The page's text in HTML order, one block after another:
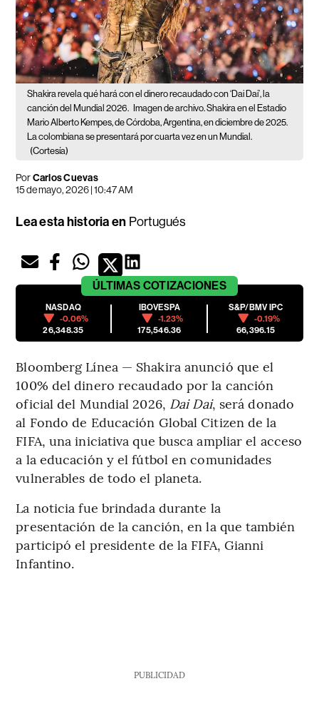
Shakira revela qué hará con el dinero recaudado con ‘Dai Dai’, la
canción del Mundial 2026. Imagen de archivo. Shakira en el Estadio
Mario Alberto Kempes, de Córdoba, Argentina, en diciembre de 2025.
La colombiana se presentará por cuarta vez en un Mundial.
(Cortesía)
PorCarlos Cuevas
15 de mayo, 2026 | 10:47 AM
Lea esta historia en Portugués
ÚLTIMAS COTIZACIONES
NASDAQ
-0.06%
26,348.35
IBOVESPA
-1.23%
175,546.36
S&P/BMV IPC
-0.19%
66,396.15
Bloomberg Línea — Shakira anunció que el
100% del dinero recaudado por la canción
oficial del Mundial 2026, Dai Dai, será donado
al Fondo de Educación Global Citizen de la
FIFA, una iniciativa que busca ampliar el acceso
a la educación y el fútbol en comunidades
vulnerables de todo el planeta.
La noticia fue brindada durante la
presentación de la canción, en la que también
participó el presidente de la FIFA, Gianni
Infantino.
PUBLICIDAD